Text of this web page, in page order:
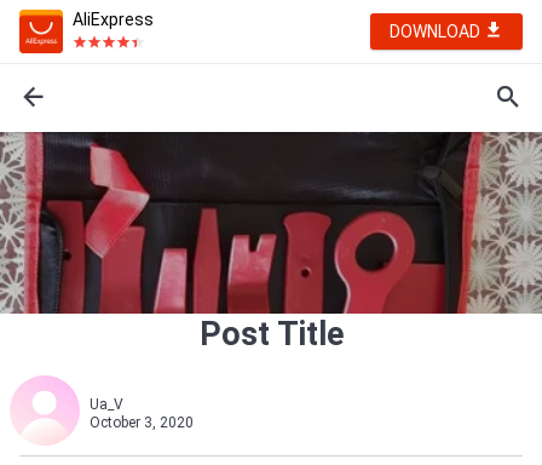
AliExpress
DOWNLOAD
Post Title
Ua_V
October 3, 2020